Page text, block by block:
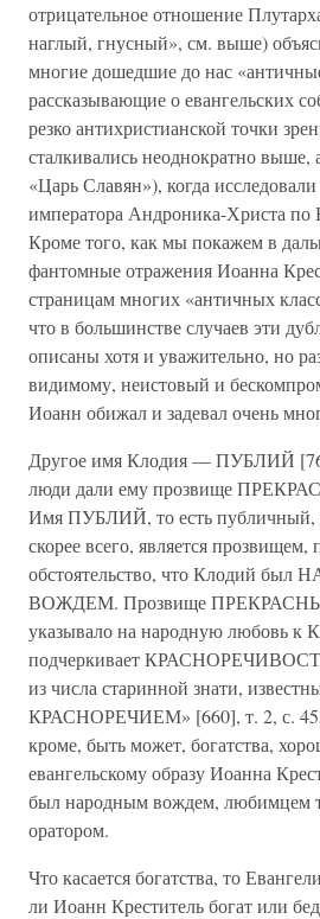
отрицательное отношение
наглый, гнусный», см. выше)
многие дошедшие до нас
рассказывающие о евангельских
резко антихристианской точки
сталкивались неоднократно выше,
«Царь Славян»), когда
императора Андроника-Христа по
Кроме того, как мы покажем в
фантомные отражения Иоанна
страницам многих «античных
что в большинстве случаев эти
описаны хотя и уважительно, но
видимому, неистовый и
Иоанн обижал и задевал очень
Другое имя Клодия — ПУБЛИЙ
люди дали ему прозвище
Имя ПУБЛИЙ, то есть публичный,
скорее всего, является
обстоятельство, что Клодий
ВОЖДЕМ. Прозвище
указывало на народную любовь к
подчеркивает
из числа старинной знати,
КРАСНОРЕЧИЕМ» [660], т. 2, с.
кроме, быть может, богатства,
евангельскому образу Иоанна
был народным вождем, любимцем
оратором.
Что касается богатства, то
ли Иоанн Креститель богат или